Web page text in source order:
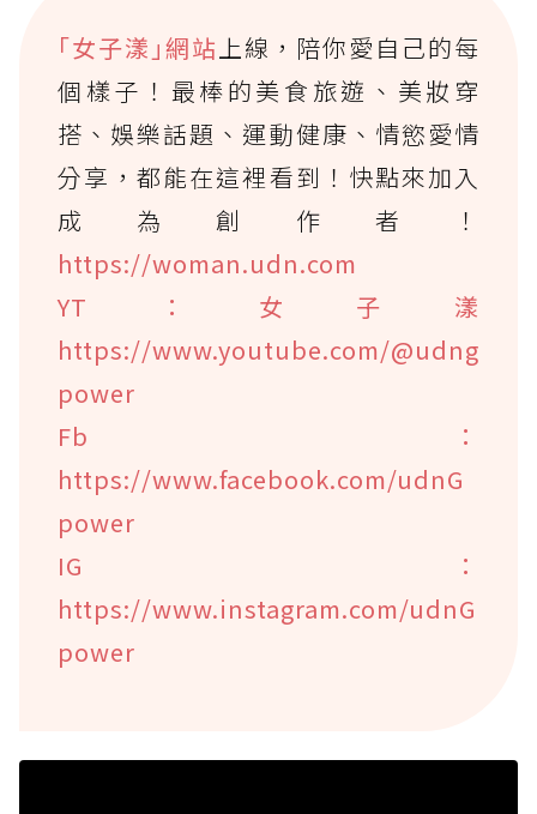
｢女子漾｣網站上線，陪你愛自己的每
個樣子！最棒的美食旅遊、美妝穿
搭、娛樂話題、運動健康、情慾愛情
分享，都能在這裡看到！快點來加入
成為創作者！
https://woman.udn.com
YT：女子漾
https://www.youtube.com/@udng
power
Fb：
https://www.facebook.com/udnG
power
IG：
https://www.instagram.com/udnG
power